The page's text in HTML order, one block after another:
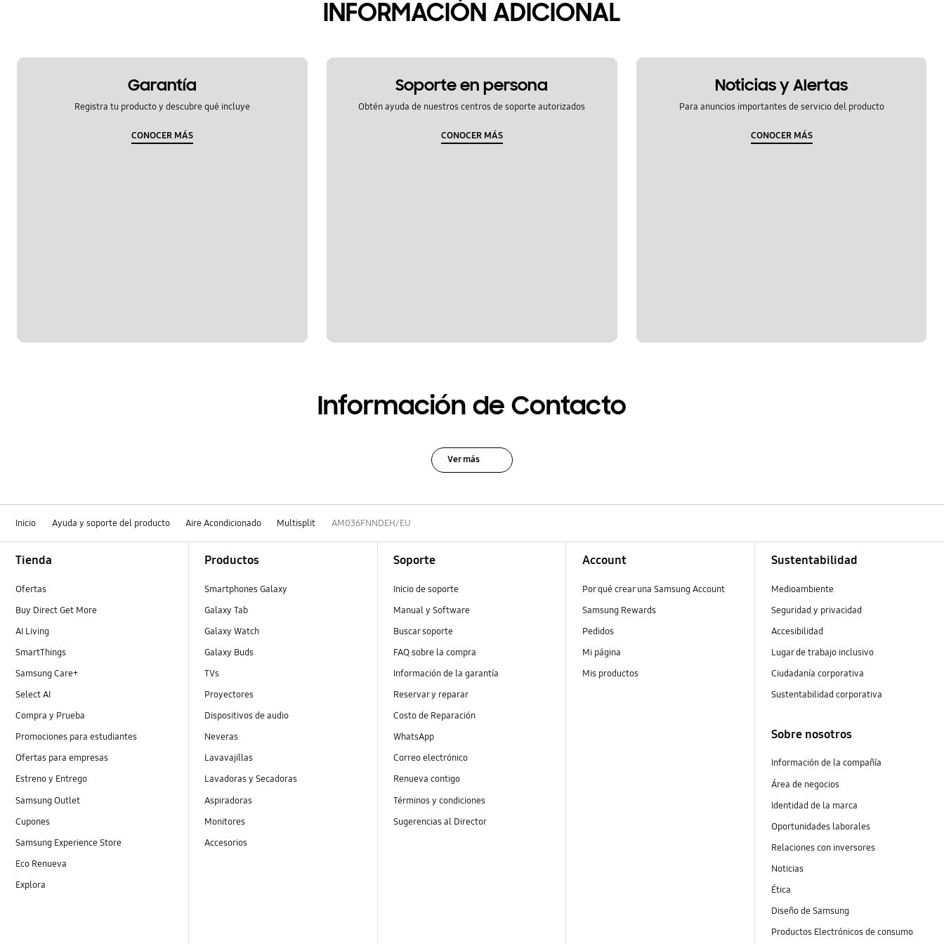
INFORMACIÓN ADICIONAL
Garantía
Registra tu producto y descubre qué incluye
CONOCER MÁS
Soporte en persona
Obtén ayuda de nuestros centros de soporte autorizados
CONOCER MÁS
Noticias y Alertas
Para anuncios importantes de servicio del producto
CONOCER MÁS
Información de Contacto
Ver más
Inicio Ayuda y soporte del producto Aire Acondicionado Multisplit AM036FNNDEH/EU
Tienda
Ofertas
Buy Direct Get More
AI Living
SmartThings
Samsung Care+
Select AI
Compra y Prueba
Promociones para estudiantes
Ofertas para empresas
Estreno y Entrego
Samsung Outlet
Cupones
Samsung Experience Store
Eco Renueva
Explora
Productos
Smartphones Galaxy
Galaxy Tab
Galaxy Watch
Galaxy Buds
TVs
Proyectores
Dispositivos de audio
Neveras
Lavavajillas
Lavadoras y Secadoras
Aspiradoras
Monitores
Accesorios
Soporte
Inicio de soporte
Manual y Software
Buscar soporte
FAQ sobre la compra
Información de la garantía
Reservar y reparar
Costo de Reparación
WhatsApp
Correo electrónico
Renueva contigo
Términos y condiciones
Sugerencias al Director
Account
Por qué crear una Samsung Account
Samsung Rewards
Pedidos
Mi página
Mis productos
Sustentabilidad
Medioambiente
Seguridad y privacidad
Accesibilidad
Lugar de trabajo inclusivo
Ciudadanía corporativa
Sustentabilidad corporativa
Sobre nosotros
Información de la compañía
Área de negocios
Identidad de la marca
Oportunidades laborales
Relaciones con inversores
Noticias
Ética
Diseño de Samsung
Productos Electrónicos de consumo